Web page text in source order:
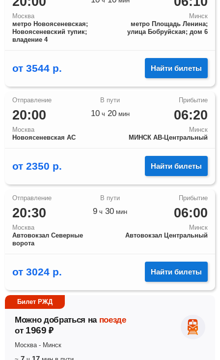
Москва
метро Новоясеневская;
Новоясеневский тупик;
владение 4
Минск
метро Площадь Ленина;
улица Бобруйская; дом 6
от 3544 р. Найти билеты
20:00
Москва
Новоясеневская АС
06:20
Минск
МИНСК АВ-Центральный
10ч 20мин
от 2350 р. Найти билеты
20:30
Москва
Автовокзал Северные
ворота
06:00
Минск
Автовокзал Центральный
9 ч 30 мин
от 3024 р. Найти билеты
Билет РЖД
Можно добраться на поезде
от 1969 ₽
Москва- Минск